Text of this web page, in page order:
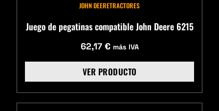
JOHN DEERETRACTORES
Juego de pegatinas compatible John Deere 6215
62,17 € más IVA
VER PRODUCTO